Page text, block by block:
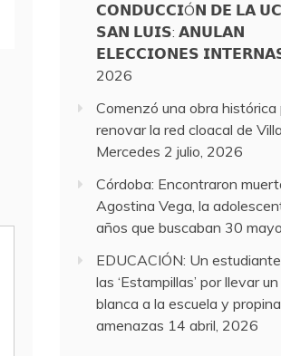
𝗖𝗢𝗡𝗗𝗨𝗖𝗖𝗜Ó𝗡 𝗗𝗘 𝗟𝗔
𝗦𝗔𝗡 𝗟𝗨𝗜𝗦: 𝗔𝗡𝗨𝗟𝗔𝗡
𝗘𝗟𝗘𝗖𝗖𝗜𝗢𝗡𝗘𝗦
2026
Comenzó una obra histórica
renovar la red cloacal de Villa
Mercedes 2 julio, 2026
Córdoba: Encontraron
Agostina Vega, la
años que buscaban 30
EDUCACIÓN: Un
las ‘Estampillas’ por llevar
blanca a la escuela y
amenazas 14 abril, 2026